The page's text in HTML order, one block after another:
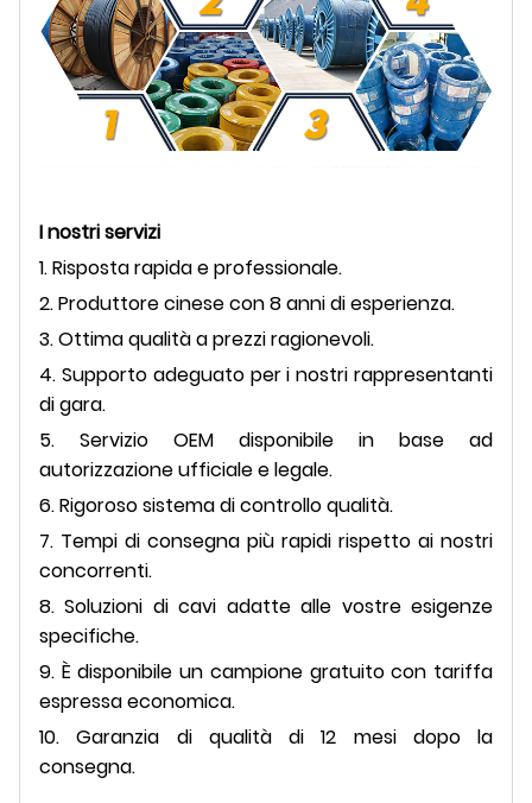
I nostri servizi
1. Risposta rapida e professionale.
2. Produttore cinese con 8 anni di esperienza.
3. Ottima qualità a prezzi ragionevoli.
4. Supporto adeguato per i nostri rappresentanti
di gara.
5. Servizio OEM disponibile in base ad
autorizzazione ufficiale e legale.
6. Rigoroso sistema di controllo qualità.
7. Tempi di consegna più rapidi rispetto ai nostri
concorrenti.
8. Soluzioni di cavi adatte alle vostre esigenze
specifiche.
9. È disponibile un campione gratuito con tariffa
espressa economica.
10. Garanzia di qualità di 12 mesi dopo la
consegna.